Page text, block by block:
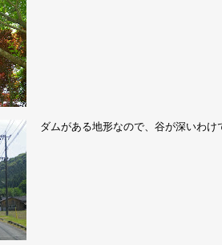
ダムがある地形なので、谷が深いわけ